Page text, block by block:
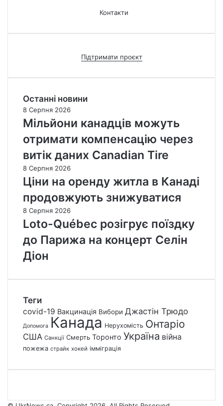
Контакти
Підтримати проєкт
Останні новини
8 Серпня 2026
Мільйони канадців можуть
отримати компенсацію через
витік даних Canadian Tire
8 Серпня 2026
Ціни на оренду житла в Канаді
продовжують знижуватися
8 Серпня 2026
Loto-Québec розігрує поїздку
до Парижа на концерт Селін
Діон
Теги
covid-19 Вакцинація Вибори Джастін Трюдо
Допомога Канада Нерухомість Онтаріо
США Санкції Смерть Торонто Україна війна
пожежа страйк хокей імміграція